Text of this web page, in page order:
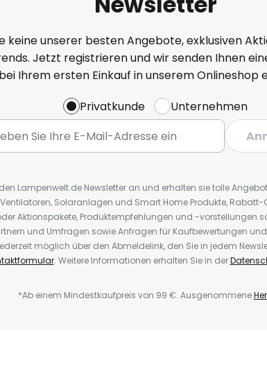
keine unserer besten Angebote, exklusiven
Jetzt registrieren und wir senden Ihnen
Ihrem ersten Einkauf in unserem Onlineshop
Privatkunde
Unternehmen
Lampenwelt.de Newsletter an und erhalten sie tolle
Solaranlagen und Smart Home Produkte, Rabatt-
Aktionspakete, Produktempfehlungen und -vorstellungen
und Umfragen sowie Anfragen für Kaufbewertungen
möglich über den Abmeldelink, den Sie in jedem
. Weitere Informationen erhalten Sie in der
*Ab einem Mindestkaufpreis von 99 €. Ausgenommene